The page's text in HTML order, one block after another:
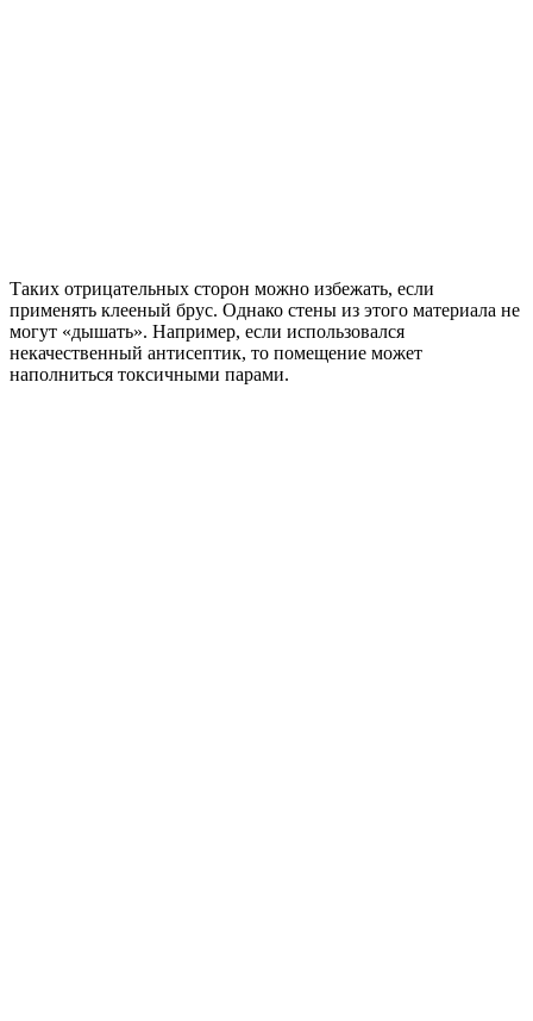
Таких отрицательных сторон можно избежать, если
применять клееный брус. Однако стены из этого материала не
могут «дышать». Например, если использовался
некачественный антисептик, то помещение может
наполниться токсичными парами.